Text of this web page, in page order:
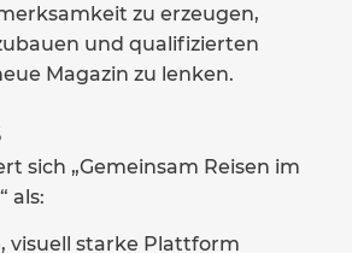
zu erzeugen,
und qualifizierten
Magazin zu lenken.
sich „Gemeinsam Reisen im
als:
visuell starke Plattform